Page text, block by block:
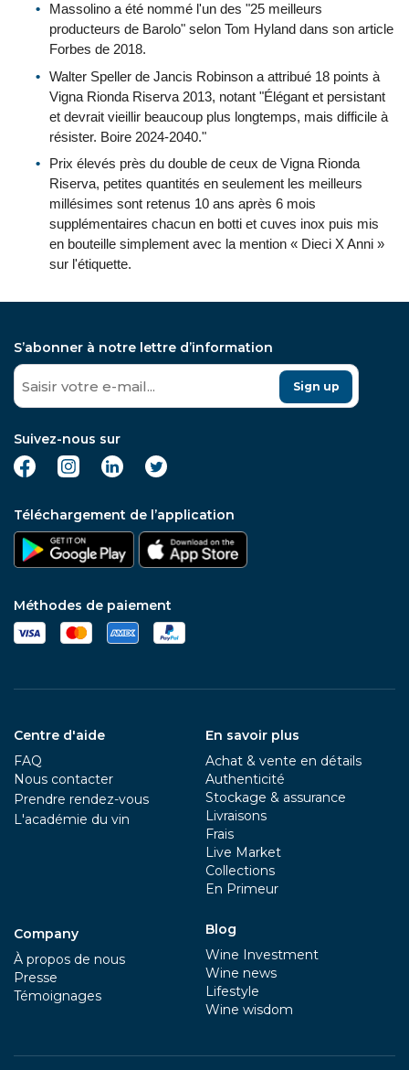
Massolino a été nommé l'un des "25 meilleurs
producteurs de Barolo" selon Tom Hyland dans son article
Forbes de 2018.
Walter Speller de Jancis Robinson a attribué 18 points à
Vigna Rionda Riserva 2013, notant "Élégant et persistant
et devrait vieillir beaucoup plus longtemps, mais difficile à
résister. Boire 2024-2040."
Prix élevés près du double de ceux de Vigna Rionda
Riserva, petites quantités en seulement les meilleurs
millésimes sont retenus 10 ans après 6 mois
supplémentaires chacun en botti et cuves inox puis mis
en bouteille simplement avec la mention « Dieci X Anni »
sur l'étiquette.
S’abonner à notre lettre d’information
Sign up
Suivez-nous sur
Téléchargement de l’application
Méthodes de paiement
Centre d'aide
FAQ
Nous contacter
Prendre rendez-vous
L'académie du vin
Company
À propos de nous
Presse
Témoignages
En savoir plus
Achat & vente en détails
Authenticité
Stockage & assurance
Livraisons
Frais
Live Market
Collections
En Primeur
Blog
Wine Investment
Wine news
Lifestyle
Wine wisdom